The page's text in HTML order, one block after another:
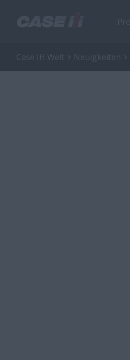
Case IH Welt Neuigkeiten